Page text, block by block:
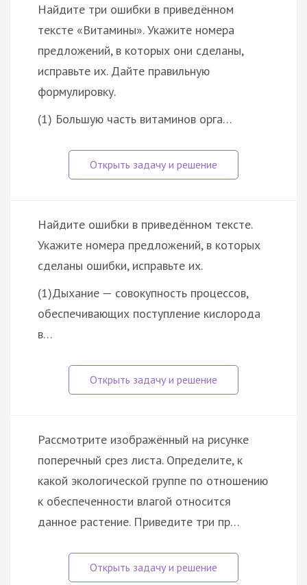
Найдите три ошибки в приведённом
тексте «Витамины». Укажите номера
предложений, в которых они сделаны,
исправьте их. Дайте правильную
формулировку.
(1) Большую часть витаминов орга…
Найдите ошибки в приведённом тексте.
Укажите номера предложений, в которых
сделаны ошибки, исправьте их.
(1)Дыхание — совокупность процессов,
обеспечивающих поступление кислорода
в…
Рассмотрите изображённый на рисунке
поперечный срез листа. Определите, к
какой экологической группе по отношению
к обеспеченности влагой относится
данное растение. Приведите три пр…